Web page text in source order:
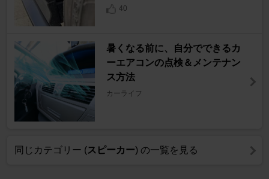
40
暑くなる前に、自分でできるカ
ーエアコンの点検＆メンテナン
ス方法
カーライフ
同じカテゴリー (スピーカー) の一覧を見る